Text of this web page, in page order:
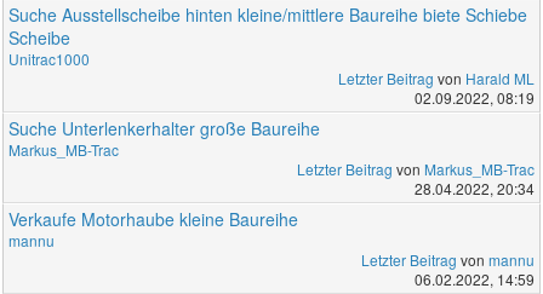
Suche Ausstellscheibe hinten kleine/mittlere Baureihe biete Schiebe
Scheibe
Unitrac1000
Letzter Beitrag von Harald ML
02.09.2022, 08:19
Suche Unterlenkerhalter große Baureihe
Markus_MB-Trac
Letzter Beitrag von Markus_MB-Trac
28.04.2022, 20:34
Verkaufe Motorhaube kleine Baureihe
mannu
Letzter Beitrag von mannu
06.02.2022, 14:59